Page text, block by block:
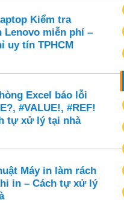
Kiểm tra
Lenovo miễn phí –
uy tín TPHCM
Excel báo lỗi
#VALUE!, #REF!
tự xử lý tại nhà
Máy in làm rách
in – Cách tự xử lý